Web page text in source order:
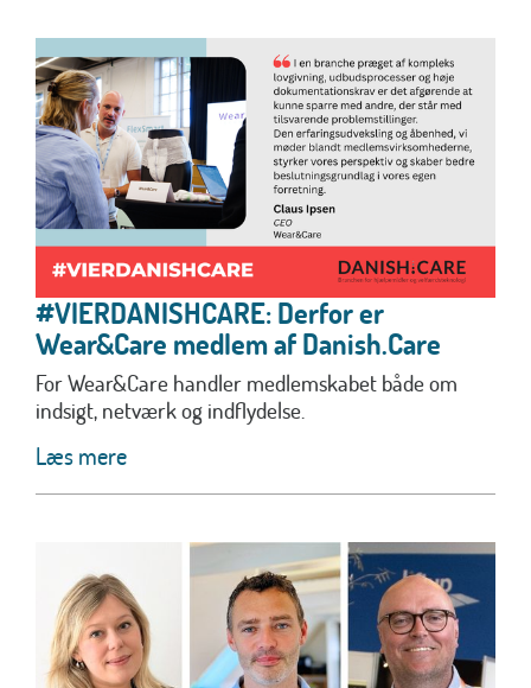
#VIERDANISHCARE: Derfor er
Wear&Care medlem af Danish.Care
For Wear&Care handler medlemskabet både om
indsigt, netværk og indflydelse.
Læs mere